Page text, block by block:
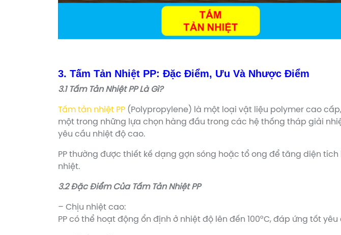
3. Tấm Tản Nhiệt PP: Đặc Điểm, Ưu Và Nhược Điểm
3.1 Tấm Tản Nhiệt PP Là Gì?
Tấm tản nhiệt PP (Polypropylene) là một loại vật liệu polymer cao
một trong những lựa chọn hàng đầu trong các hệ thống tháp giải
yêu cầu nhiệt độ cao.
PP thường được thiết kế dạng gợn sóng hoặc tổ ong để tăng diện
nhiệt.
3.2 Đặc Điểm Của Tấm Tản Nhiệt PP
– Chịu nhiệt cao:
PP có thể hoạt động ổn định ở nhiệt độ lên đến 100°C, đáp ứng tốt